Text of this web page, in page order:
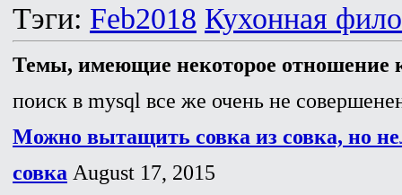
Тэги: Feb2018 Кухонная
Темы, имеющие некоторое отношение
поиск в mysql все же очень не
Можно вытащить совка из совка, но
совка August 17, 2015